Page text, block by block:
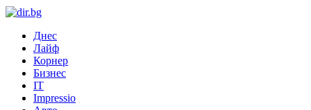
Днес
Лайф
Корнер
Бизнес
IT
Impressio